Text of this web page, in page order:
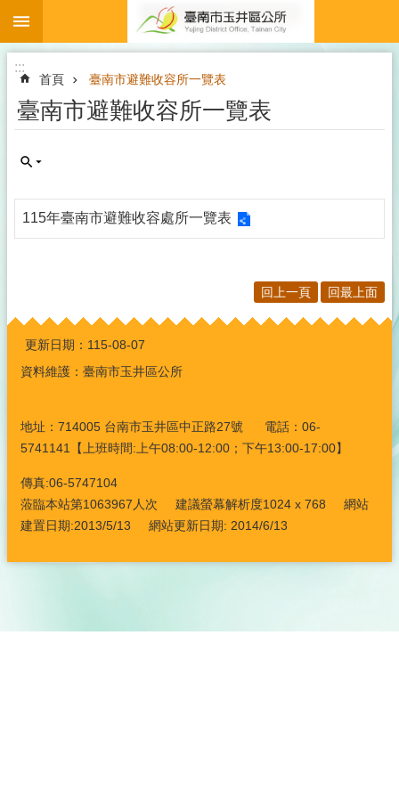
跳到主要內容區塊
:::
首頁 臺南市避難收容所一覽表
臺南市避難收容所一覽表
115年臺南市避難收容處所一覽表
回上一頁 回最上面
:::
更新日期： 115-08-07
資料維護：臺南市玉井區公所
地址：714005 台南市玉井區中正路27號 電話：06-
5741141【上班時間:上午08:00-12:00；下午13:00-17:00】
傳真:06-5747104
蒞臨本站第1063967人次 建議螢幕解析度1024 x 768 網站
建置日期:2013/5/13 網站更新日期: 2014/6/13